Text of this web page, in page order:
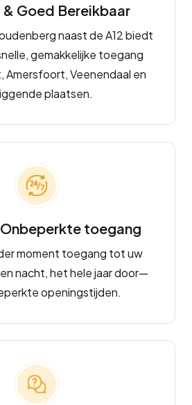
Goed Bereikbaar
naast de A12 biedt
gemakkelijke toegang
Amersfoort, Veenendaal en
plaatsen.
toegang
moment toegang tot uw
nacht, het hele jaar door—
openingstijden.